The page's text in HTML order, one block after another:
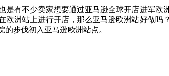
是有不少卖家想要通过亚马逊全球开店进军欧
欧洲站上进行开店，那么亚马逊欧洲站好做吗
步伐初入亚马逊欧洲站点。